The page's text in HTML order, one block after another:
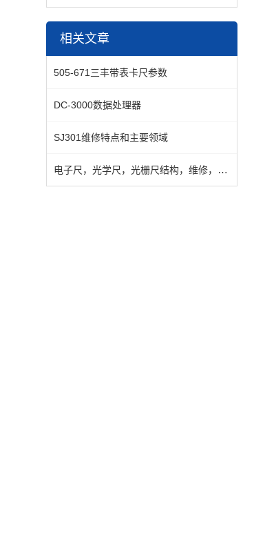
相关文章
505-671三丰带表卡尺参数
DC-3000数据处理器
SJ301维修特点和主要领域
电子尺，光学尺，光栅尺结构，维修，安装使用原理